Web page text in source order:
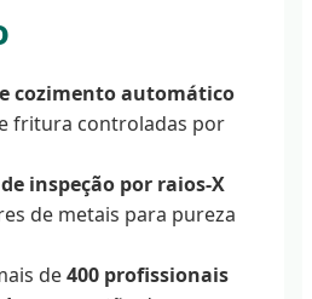
cozimento automático
fritura controladas por
inspeção por raios-X
de metais para pureza
de400 profissionais